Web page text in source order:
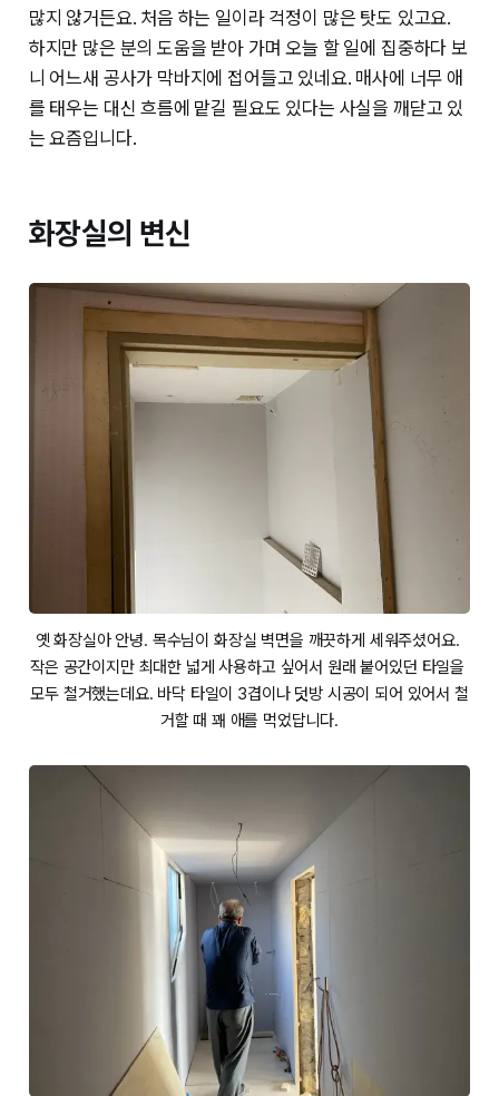
많지 않거든요. 처음 하는 일이라 걱정이 많은 탓도 있고요.
하지만 많은 분의 도움을 받아 가며 오늘 할 일에 집중하다 보
니 어느새 공사가 막바지에 접어들고 있네요. 매사에 너무 애
를 태우는 대신 흐름에 맡길 필요도 있다는 사실을 깨닫고 있
는 요즘입니다.
화장실의 변신
옛 화장실아 안녕. 목수님이 화장실 벽면을 깨끗하게 세워주셨어요.
작은 공간이지만 최대한 넓게 사용하고 싶어서 원래 붙어있던 타일을
모두 철거했는데요. 바닥 타일이 3겹이나 덧방 시공이 되어 있어서 철
거할 때 꽤 애를 먹었답니다.